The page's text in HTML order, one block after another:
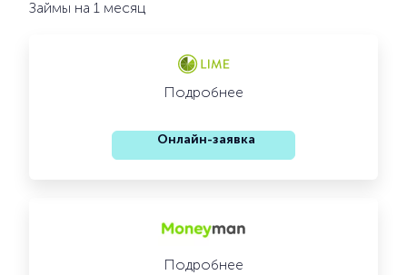
Займы на 1 месяц
Подробнее
Онлайн-заявка
Подробнее